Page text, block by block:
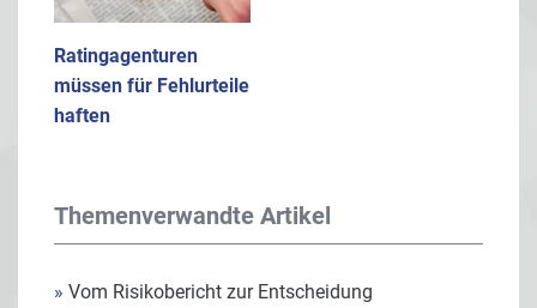
Ratingagenturen
müssen für Fehlurteile
haften
Themenverwandte Artikel
» Vom Risikobericht zur Entscheidung